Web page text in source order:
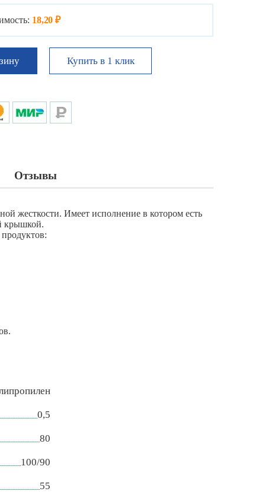
18,20 ₽
Купить в 1 клик
Отзывы
жесткости. Имеет исполнение в котором есть
крышкой.
0,5
80
100/90
55